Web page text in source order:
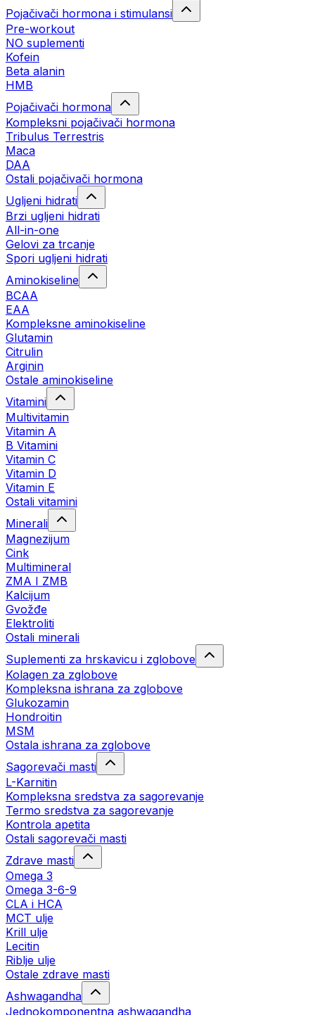
Pojačivači hormona i stimulansi
Pre-workout
NO suplementi
Kofein
Beta alanin
HMB
Pojačivači hormona
Kompleksni pojačivači hormona
Tribulus Terrestris
Maca
DAA
Ostali pojačivači hormona
Ugljeni hidrati
Brzi ugljeni hidrati
All-in-one
Gelovi za trcanje
Spori ugljeni hidrati
Aminokiseline
BCAA
ЕАА
Kompleksne aminokiseline
Glutamin
Citrulin
Arginin
Ostale aminokiseline
Vitamini
Multivitamin
Vitamin A
B Vitamini
Vitamin C
Vitamin D
Vitamin E
Ostali vitamini
Minerali
Magnezijum
Cink
Multimineral
ZMA I ZMB
Kalcijum
Gvožđe
Elektroliti
Ostali minerali
Suplementi za hrskavicu i zglobove
Kolagen za zglobove
Kompleksna ishrana za zglobove
Glukozamin
Hondroitin
MSM
Ostala ishrana za zglobove
Sagorevači masti
L-Karnitin
Kompleksna sredstva za sagorevanje
Termo sredstva za sagorevanje
Kontrola apetita
Ostali sagorevači masti
Zdrave masti
Omega 3
Omega 3-6-9
CLA i HCA
MCT ulje
Krill ulje
Lecitin
Riblje ulje
Ostale zdrave masti
Ashwagandha
Jednokomponentna ashwagandha